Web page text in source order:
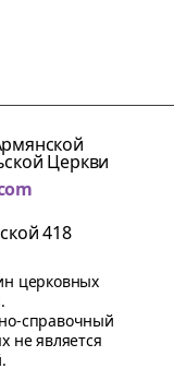
Церкви
418
церковных
справочный
не является